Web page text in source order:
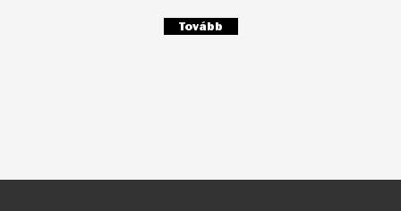
Tovább